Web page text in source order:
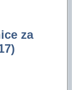
za